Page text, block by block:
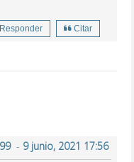
Responder Citar
- 9 junio, 2021 17:56